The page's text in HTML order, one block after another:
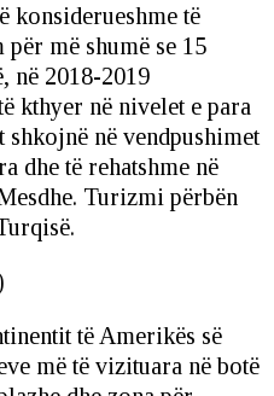
konsiderueshme të
më shumë se 15
në 2018-2019
kthyer në nivelet e para
në vendpushimet
dhe të rehatshme në
Turizmi përbën
të Amerikës së
më të vizituara në botë